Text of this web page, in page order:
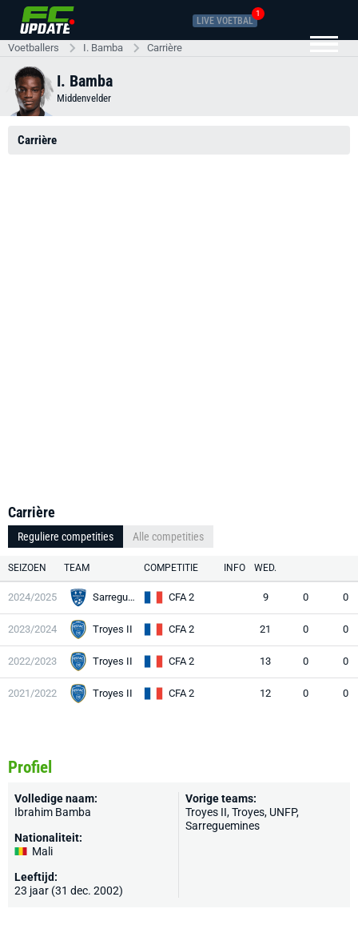
LIVE VOETBAL
1
Voetballers I. Bamba Carrière
I. Bamba
Middenvelder
Carrière
Carrière
Reguliere competities Alle competities
SEIZOEN TEAM COMPETITIE INFO WED.
2024/2025 Sarreguemines CFA 2 9 0 0
2023/2024 Troyes II CFA 2 21 0 0
2022/2023 Troyes II CFA 2 13 0 0
2021/2022 Troyes II CFA 2 12 0 0
Profiel
Volledige naam:
Ibrahim Bamba
Nationaliteit:
Mali
Leeftijd:
23 jaar (31 dec. 2002)
Vorige teams:
Troyes II,Troyes, UNFP,
Sarreguemines